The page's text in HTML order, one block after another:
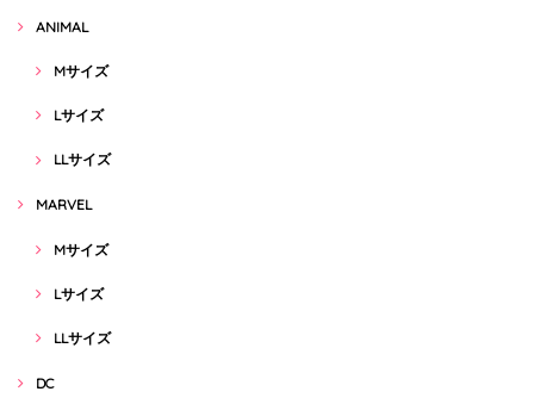
ANIMAL
Mサイズ
Lサイズ
LLサイズ
MARVEL
Mサイズ
Lサイズ
LLサイズ
DC